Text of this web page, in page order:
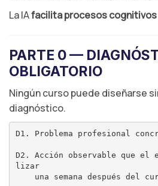
La IAfacilita procesos
PARTE 0 —
OBLIGATORIO
Ningún curso puede diseñarse
diagnóstico.
D1. Problema profesional
D2. Acción observable que el
lizar